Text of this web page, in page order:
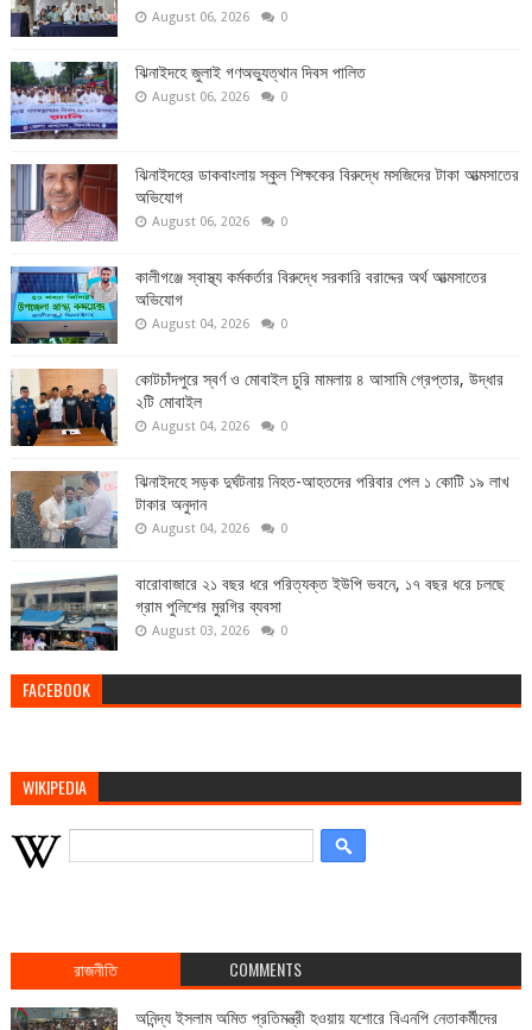
August 06, 2026 0
ঝিনাইদহে জুলাই গণঅভ্যুত্থান দিবস পালিত
August 06, 2026 0
ঝিনাইদহের ডাকবাংলায় স্কুল শিক্ষকের বিরুদ্ধে মসজিদের টাকা আত্মসাতের
অভিযোগ
August 06, 2026 0
কালীগঞ্জে স্বাস্থ্য কর্মকর্তার বিরুদ্ধে সরকারি বরাদ্দের অর্থ আত্মসাতের
অভিযোগ
August 04, 2026 0
কোটচাঁদপুরে স্বর্ণ ও মোবাইল চুরি মামলায় ৪ আসামি গ্রেপ্তার, উদ্ধার
২টি মোবাইল
August 04, 2026 0
ঝিনাইদহে সড়ক দুর্ঘটনায় নিহত-আহতদের পরিবার পেল ১ কোটি ১৯ লাখ
টাকার অনুদান
August 04, 2026 0
বারোবাজারে ২১ বছর ধরে পরিত্যক্ত ইউপি ভবনে, ১৭ বছর ধরে চলছে
গ্রাম পুলিশের মুরগির ব্যবসা
August 03, 2026 0
FACEBOOK
WIKIPEDIA
রাজনীতি COMMENTS
অনিন্দ্য ইসলাম অমিত প্রতিমন্ত্রী হওয়ায় যশোরে বিএনপি নেতাকর্মীদের